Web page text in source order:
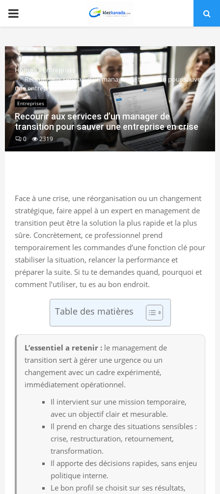
PRIMARY
Home
Entreprises
Recourir aux services d’un manager de transition pour sauver
une entreprise en crise
Entreprises
Recourir aux services d’un manager de
transition pour sauver une entreprise en crise
0 2319
Face à une crise, une réorganisation ou un changement
stratégique, faire appel à un expert en management de
transition peut être la solution la plus rapide et la plus
sûre. Concrètement, ce professionnel prend
temporairement les commandes d’une fonction clé pour
stabiliser la situation, relancer la performance et
préparer la suite. Si tu te demandes quand, pourquoi et
comment l’utiliser, tu es au bon endroit.
Table des matières
L’essentiel a retenir : le management de
transition sert à gérer une urgence ou un
changement avec un cadre expérimenté,
immédiatement opérationnel.
Il intervient sur une mission temporaire,
avec un objectif clair et mesurable.
Il prend en charge des situations sensibles :
crise, restructuration, retournement,
transformation.
Il apporte des décisions rapides, sans enjeu
politique interne.
Le bon profil se choisit sur ses résultats,